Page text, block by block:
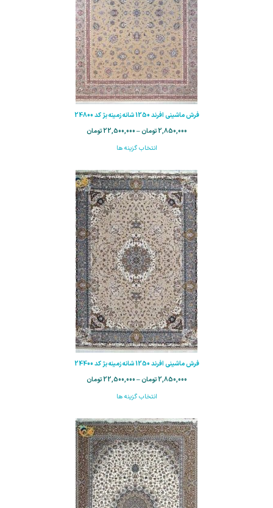
فرش ماشینی افرند 1250 شانه زمینه بژ کد 24800
2,850,000 تومان –
22,500,000 تومان
انتخاب گزینه ها
فرش ماشینی افرند 1250 شانه زمینه بژ کد 24400
2,850,000 تومان –
22,500,000 تومان
انتخاب گزینه ها